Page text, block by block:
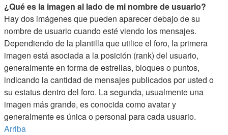
¿Qué es la imagen al lado de mi nombre de usuario?
Hay dos imágenes que pueden aparecer debajo de su
nombre de usuario cuando esté viendo los mensajes.
Dependiendo de la plantilla que utilice el foro, la primera
imagen está asociada a la posición (rank) del usuario,
generalmente en forma de estrellas, bloques o puntos,
indicando la cantidad de mensajes publicados por usted o
su estatus dentro del foro. La segunda, usualmente una
imagen más grande, es conocida como avatar y
generalmente es única o personal para cada usuario.
Arriba